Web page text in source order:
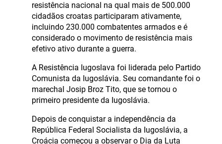
resistência nacional na qual mais de 500.000
cidadãos croatas participaram ativamente,
incluindo 230.000 combatentes armados e é
considerado o movimento de resistência mais
efetivo ativo durante a guerra.
A Resistência Iugoslava foi liderada pelo Partido
Comunista da Iugoslávia. Seu comandante foi o
marechal Josip Broz Tito, que se tornou o
primeiro presidente da Iugoslávia.
Depois de conquistar a independência da
República Federal Socialista da Iugoslávia, a
Croácia começou a observar o Dia da Luta